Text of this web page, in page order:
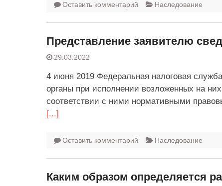
Оставить комментарий Наследование
Представление заявителю
29.03.2022
4 июня 2019 Федеральная налоговая
органы при исполнении возложенных на
соответствии с ними нормативными
[...]
Оставить комментарий Наследование
Каким образом определяется